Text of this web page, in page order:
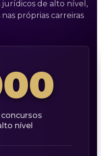
jurídicos de alto nível,
próprias carreiras
nível